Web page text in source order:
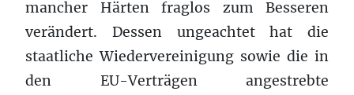
mancher Härten fraglos zum Besseren
verändert. Dessen ungeachtet hat die
staatliche Wiedervereinigung sowie die in
den EU-Verträgen angestrebte